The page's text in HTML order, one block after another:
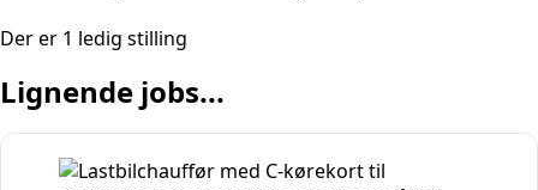
Der er 1 ledig stilling
Lignende jobs...